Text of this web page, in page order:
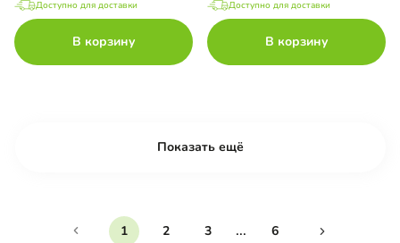
Доступно для доставки
В корзину
Доступно для доставки
В корзину
Показать ещё
1 2 3 ... 6